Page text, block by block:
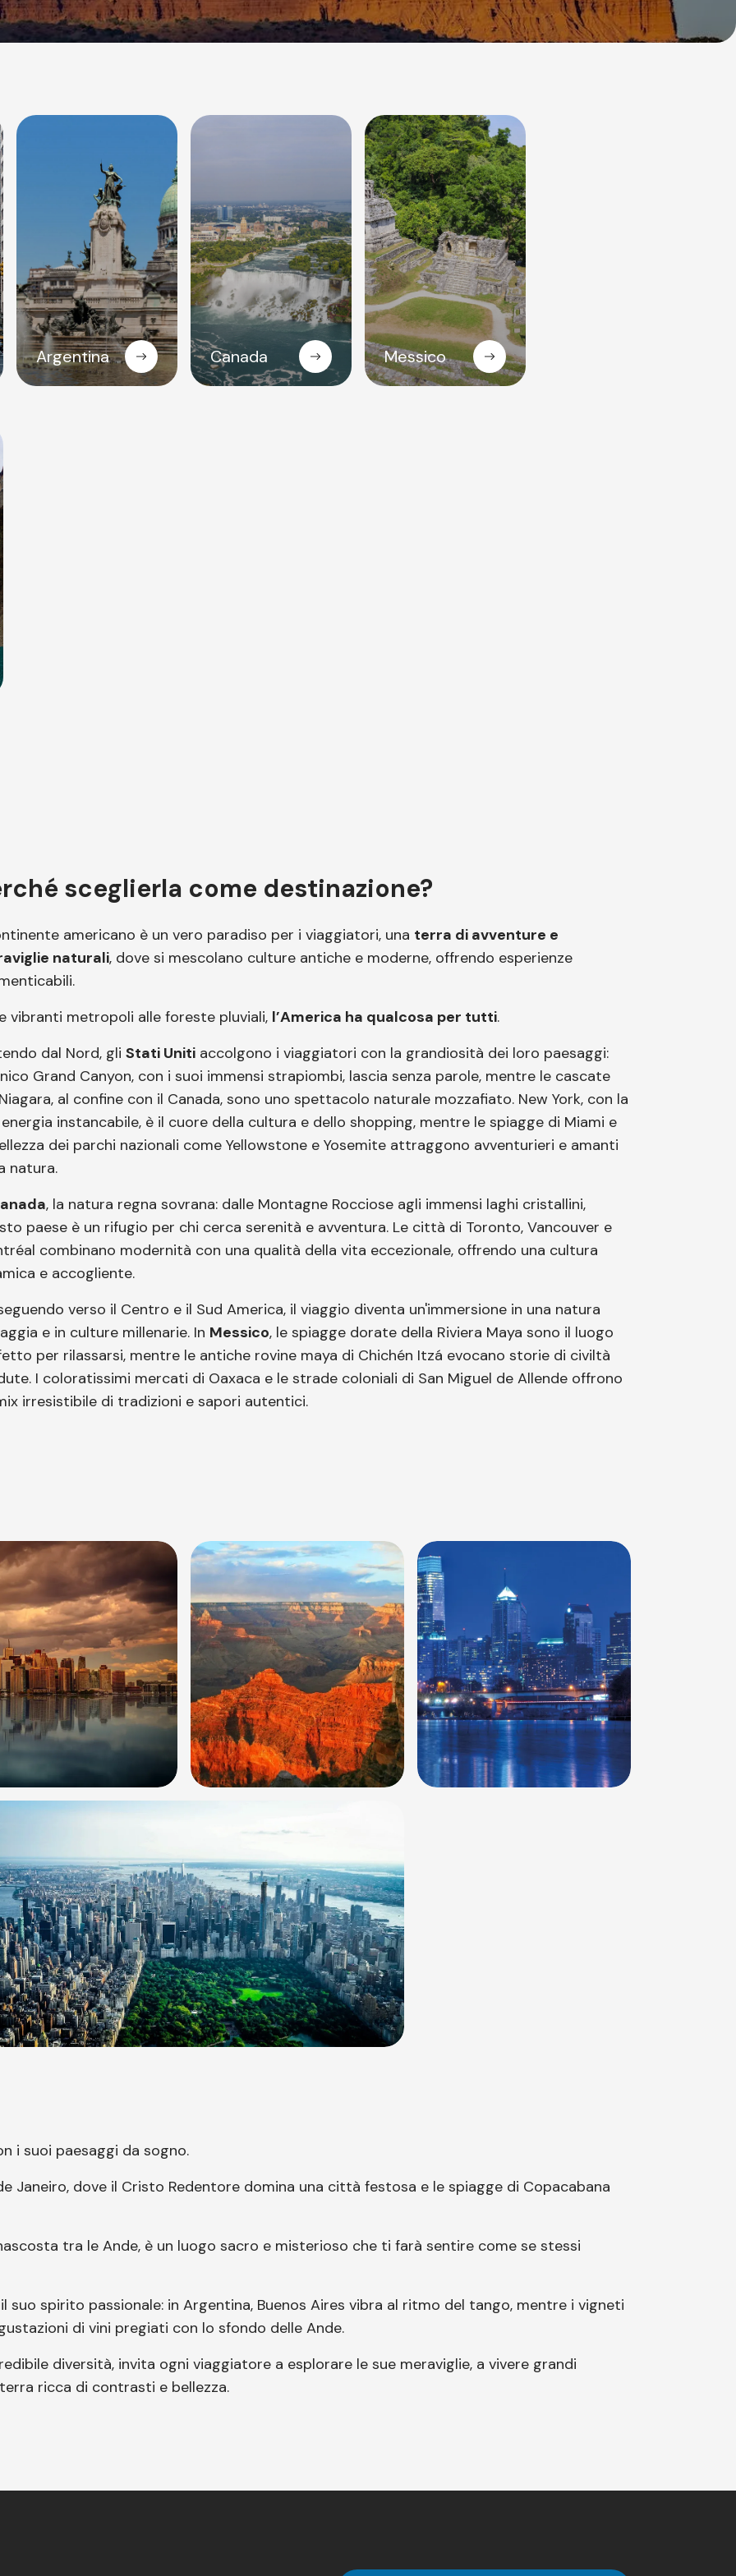
Compostela
Roma
Argentina Canada Messico
sceglierla come destinazione?
americano è un vero paradiso per i viaggiatori, una terra di avventure e
naturali, dove si mescolano culture antiche e moderne, offrendo esperienze
vibranti metropoli alle foreste pluviali, l’America ha qualcosa per tutti.
dal Nord, gli Stati Uniti accolgono i viaggiatori con la grandiosità dei loro paesaggi:
Grand Canyon, con i suoi immensi strapiombi, lascia senza parole, mentre le cascate
al confine con il Canada, sono uno spettacolo naturale mozzafiato. New York, con la
instancabile, è il cuore della cultura e dello shopping, mentre le spiagge di Miami e
dei parchi nazionali come Yellowstone e Yosemite attraggono avventurieri e amanti
natura.
, la natura regna sovrana: dalle Montagne Rocciose agli immensi laghi cristallini,
paese è un rifugio per chi cerca serenità e avventura. Le città di Toronto, Vancouver e
combinano modernità con una qualità della vita eccezionale, offrendo una cultura
e accogliente.
verso il Centro e il Sud America, il viaggio diventa un'immersione in una natura
e in culture millenarie. In Messico, le spiagge dorate della Riviera Maya sono il luogo
per rilassarsi, mentre le antiche rovine maya di Chichén Itzá evocano storie di civiltà
I coloratissimi mercati di Oaxaca e le strade coloniali di San Miguel de Allende offrono
irresistibile di tradizioni e sapori autentici.
i suoi paesaggi da sogno.
Janeiro, dove il Cristo Redentore domina una città festosa e le spiagge di Copacabana
tra le Ande, è un luogo sacro e misterioso che ti farà sentire come se stessi
suo spirito passionale: in Argentina, Buenos Aires vibra al ritmo del tango, mentre i vigneti
di vini pregiati con lo sfondo delle Ande.
diversità, invita ogni viaggiatore a esplorare le sue meraviglie, a vivere grandi
ricca di contrasti e bellezza.